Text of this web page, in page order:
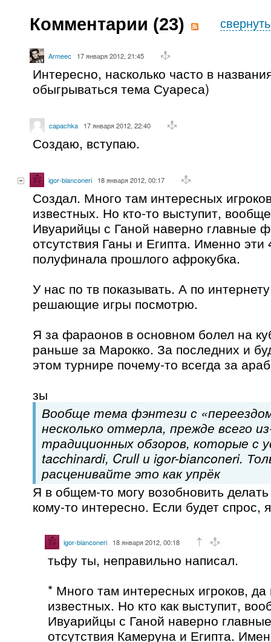
Комментарии (23) свернуть
Armeec 17 января 2012, 21:45
Интересно, насколько часто в
обыгрываться тема Суареса)
capachka 17 января 2012, 22:40
Создаю, вступаю.
igor-bianconeri 18 января 2012, 00:17
Создал. Много там интересных
известных. Но кто-то выступит,
Ивуарийцы с Ганой наверно главные
отсутствия Ганы и Египта. Именно
полуфинала прошлого афрокубка.
У нас по тв показывать. А по
решающие игры посмотрю.
Я за фараонов в основном болел на
раньше за Марокко. За последних и
этом турнире почему-то всегда за
зы
Вообще тема фэнтези с
несколько отмерла, прежде всего
традиционных обзоров, которые с
tacchinardi, Crull и igor-bianconeri.
расценивайте это как упрёк
Я в общем-то могу возобновить
кому-то интересно. Если будет спрос,
igor-bianconeri 18 января 2012, 00:18
тьфу ты, неправильно написал.
* Много там интересных игроков,
известных. Но кто как выступит,
Ивуарийцы с Ганой наверно
отсутствия Камеруна и Египта.